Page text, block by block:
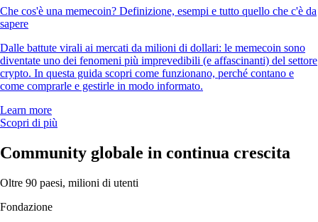
Che cos'è una memecoin? Definizione, esempi e tutto quello che c'è da
sapere
Dalle battute virali ai mercati da milioni di dollari: le memecoin sono
diventate uno dei fenomeni più imprevedibili (e affascinanti) del settore
crypto. In questa guida scopri come funzionano, perché contano e
come comprarle e gestirle in modo informato.
Learn more
Scopri di più
Community globale in continua crescita
Oltre 90 paesi, milioni di utenti
Fondazione